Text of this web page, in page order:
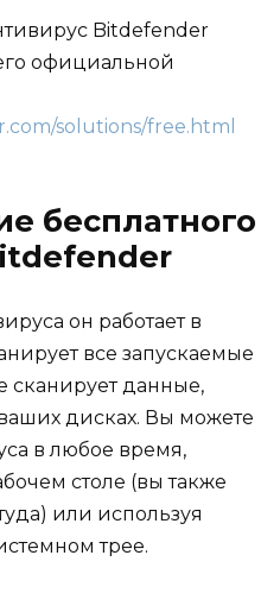
Bitdefender
официальной
solutions/free.html
бесплатного
он работает в
все запускаемые
сканирует данные,
дисках. Вы можете
в любое время,
столе (вы также
или используя
трее.